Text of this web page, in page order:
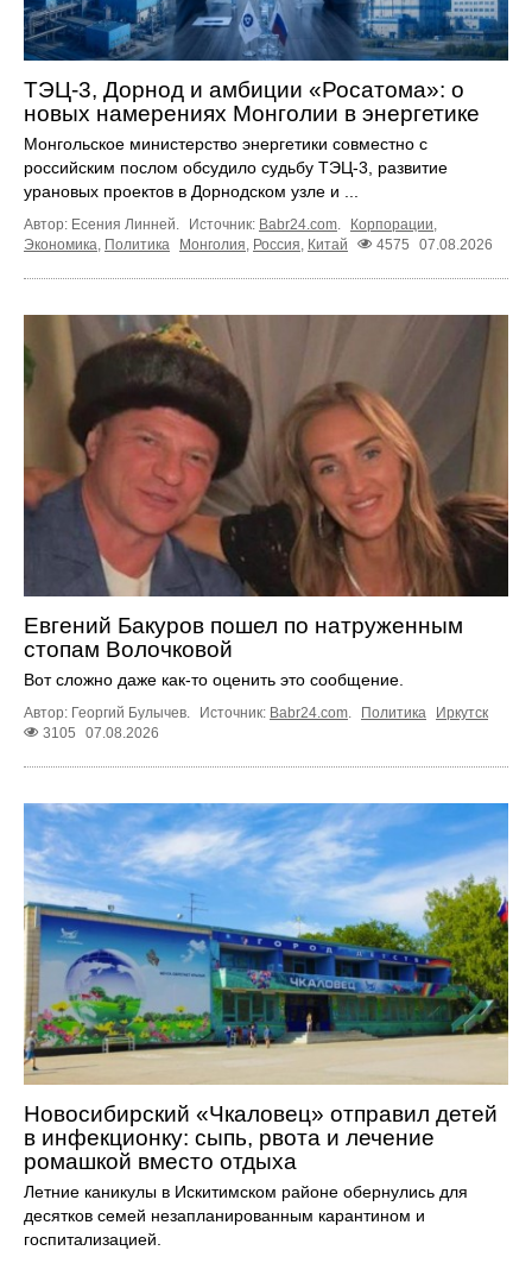
ТЭЦ-3, Дорнод и амбиции «Росатома»: о
новых намерениях Монголии в энергетике
Монгольское министерство энергетики совместно с
российским послом обсудило судьбу ТЭЦ‑3, развитие
урановых проектов в Дорнодском узле и ...
Автор: Есения Линней. Источник: Babr24.com. Корпорации,
Экономика, Политика Монголия, Россия, Китай 4575 07.08.2026
Евгений Бакуров пошел по натруженным
стопам Волочковой
Вот сложно даже как-то оценить это сообщение.
Автор: Георгий Булычев. Источник: Babr24.com Политика
Иркутск
3105
07.08.2026
Новосибирский «Чкаловец» отправил детей
в инфекционку: сыпь, рвота и лечение
ромашкой вместо отдыха
Летние каникулы в Искитимском районе обернулись для
десятков семей незапланированным карантином и
госпитализацией.